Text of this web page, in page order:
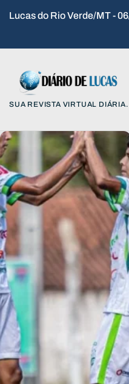
Lucas do Rio Verde/MT -
SUA REVISTA VIRTUAL DIÁRIA.